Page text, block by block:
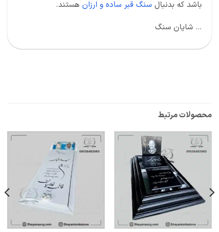
باشد که بدنبالسنگ قبر ساده و ارزانهستند.
… شایان سنگ
محصولات مرتبط